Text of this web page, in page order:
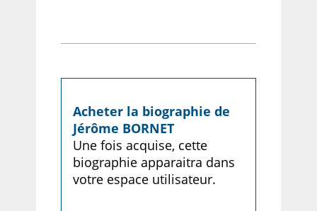
Acheter la biographie de
Jérôme BORNET
Une fois acquise, cette
biographie apparaitra dans
votre espace utilisateur.